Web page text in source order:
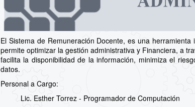
El Sistema de Remuneración Docente, es una
permite optimizar la gestión administrativa y Financiera, a
facilita la disponibilidad de la información, minimiza el
datos.
Personal a Cargo:
Lic. Esther Torrez - Programador de Computación